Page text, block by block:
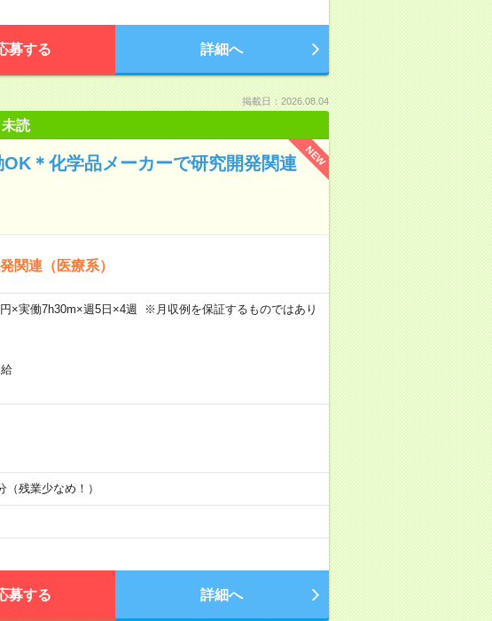
募する 詳細へ
掲載日：2026.08.04
未読
NEW
＊化学品メーカーで研究開発関連
関連（医療系）
×実働7h30m×週5日×4週 ※月収例を保証するものではあり
残業少なめ！）
募する 詳細へ